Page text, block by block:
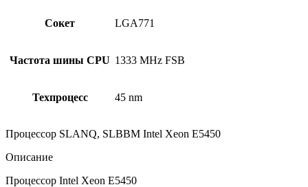
Сокет LGA771
Частота шины CPU 1333 MHz FSB
Техпроцесс 45 nm
Процессор SLANQ, SLBBM Intel Xeon E5450
Описание
Процессор Intel Xeon E5450